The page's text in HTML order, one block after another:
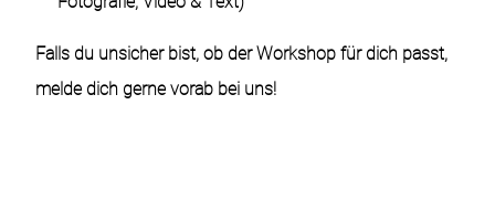
Falls du unsicher bist, ob der Workshop für dich passt,
melde dich gerne vorab bei uns!